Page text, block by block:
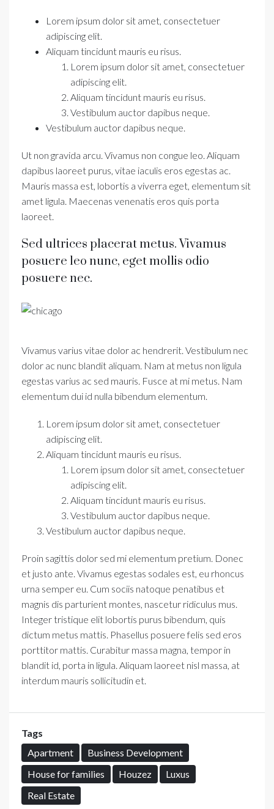
Lorem ipsum dolor sit amet, consectetuer
adipiscing elit.
Aliquam tincidunt mauris eu risus.
Lorem ipsum dolor sit amet, consectetuer
adipiscing elit.
Aliquam tincidunt mauris eu risus.
Vestibulum auctor dapibus neque.
Vestibulum auctor dapibus neque.
Ut non gravida arcu. Vivamus non congue leo. Aliquam
dapibus laoreet purus, vitae iaculis eros egestas ac.
Mauris massa est, lobortis a viverra eget, elementum sit
amet ligula. Maecenas venenatis eros quis porta
laoreet.
Sed ultrices placerat metus. Vivamus
posuere leo nunc, eget mollis odio
posuere nec.
Vivamus varius vitae dolor ac hendrerit. Vestibulum nec
dolor ac nunc blandit aliquam. Nam at metus non ligula
egestas varius ac sed mauris. Fusce at mi metus. Nam
elementum dui id nulla bibendum elementum.
Lorem ipsum dolor sit amet, consectetuer
adipiscing elit.
Aliquam tincidunt mauris eu risus.
Lorem ipsum dolor sit amet, consectetuer
adipiscing elit.
Aliquam tincidunt mauris eu risus.
Vestibulum auctor dapibus neque.
Vestibulum auctor dapibus neque.
Proin sagittis dolor sed mi elementum pretium. Donec
et justo ante. Vivamus egestas sodales est, eu rhoncus
urna semper eu. Cum sociis natoque penatibus et
magnis dis parturient montes, nascetur ridiculus mus.
Integer tristique elit lobortis purus bibendum, quis
dictum metus mattis. Phasellus posuere felis sed eros
porttitor mattis. Curabitur massa magna, tempor in
blandit id, porta in ligula. Aliquam laoreet nisl massa, at
interdum mauris sollicitudin et.
Tags
Apartment
Business Development
House for families
Houzez
Luxus
Real Estate